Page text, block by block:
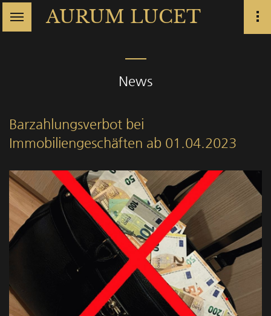
AURUM LUCET
News
Barzahlungsverbot bei
Immobiliengeschäften ab 01.04.2023